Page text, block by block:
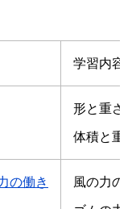
学習内容
形と重さ
体積と重
の働き
風の力の